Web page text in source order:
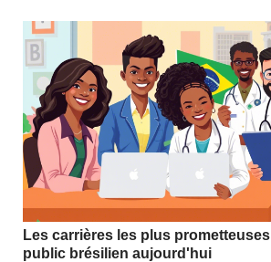
Les carrières les plus
public brésilien aujourd'hui